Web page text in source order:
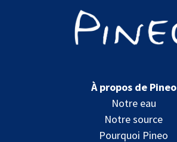
À propos de Pineo
Notre eau
Notre source
Pourquoi Pineo